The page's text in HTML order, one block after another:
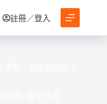
註冊／登入